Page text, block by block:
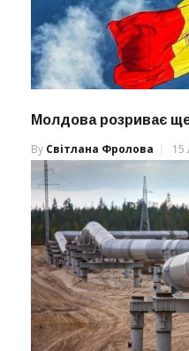
Молдова розриває
By Світлана Фролова 15